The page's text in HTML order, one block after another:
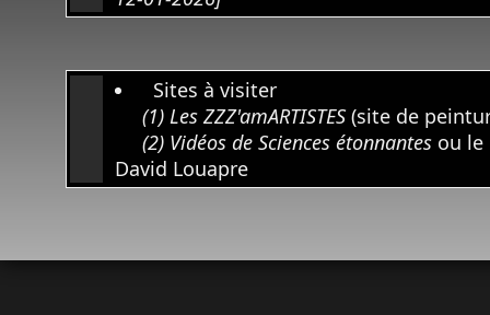
Sites à visiter
(1) Les ZZZ'amARTISTES(site de
(2) Vidéos de Sciences étonnantes ou le
David Louapre